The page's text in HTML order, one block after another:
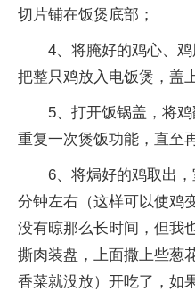
切片铺在饭煲底部；
4、将腌好的鸡心、
把整只鸡放入电饭煲，盖
5、打开饭锅盖，将
重复一次煲饭功能，直至
6、将焗好的鸡取出
分钟左右（这样可以使鸡
没有晾那么长时间，但我
撕肉装盘，上面撒上些葱
香菜就没放）开吃了，如